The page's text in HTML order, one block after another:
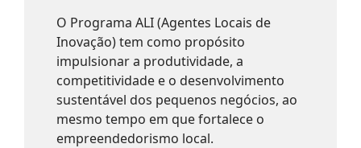
O Programa ALI (Agentes Locais de
Inovação) tem como propósito
impulsionar a produtividade, a
competitividade e o desenvolvimento
sustentável dos pequenos negócios, ao
mesmo tempo em que fortalece o
empreendedorismo local.